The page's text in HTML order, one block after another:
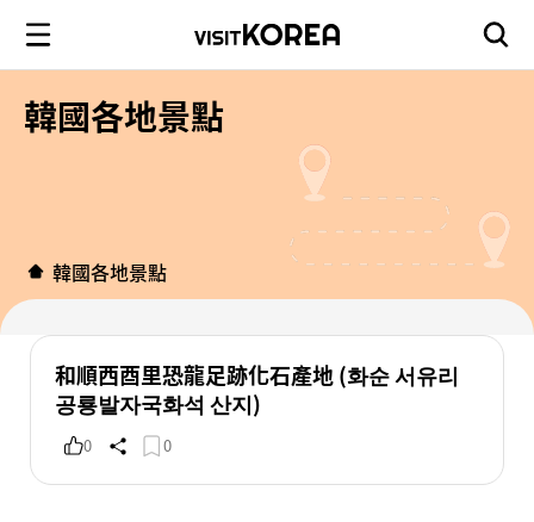
韓國各地景點
韓國各地景點
和順西酉里恐龍足跡化石產地 (화순 서유리
공룡발자국화석 산지)
0 0